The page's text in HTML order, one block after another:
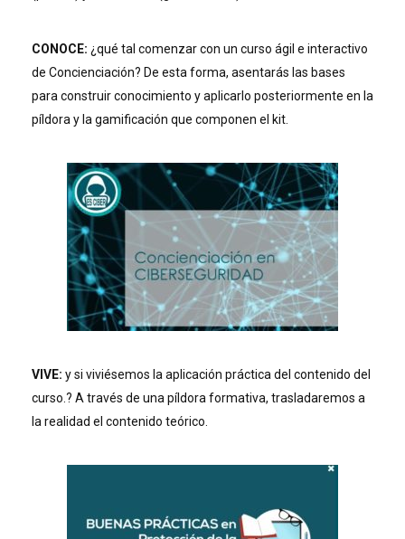
CONOCE: ¿qué tal comenzar con un curso ágil e interactivo
de Concienciación? De esta forma, asentarás las bases
para construir conocimiento y aplicarlo posteriormente en la
píldora y la gamificación que componen el kit.
VIVE: y si viviésemos la aplicación práctica del contenido del
curso.? A través de una píldora formativa, trasladaremos a
la realidad el contenido teórico.